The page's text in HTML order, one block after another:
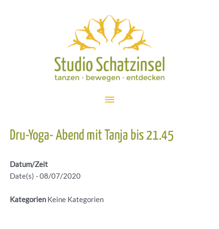
Hauptmenü
Dru-Yoga- Abend mit Tanja bis 21.45
Datum/Zeit
Date(s) - 08/07/2020
Kategorien Keine Kategorien